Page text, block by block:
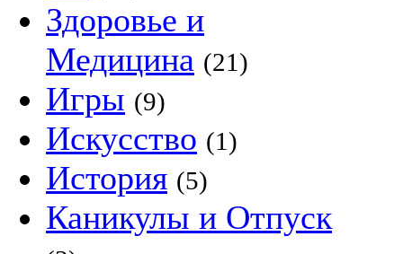
Здоровье и
Медицина (21)
Игры (9)
Искусство (1)
История (5)
Каникулы и Отпуск